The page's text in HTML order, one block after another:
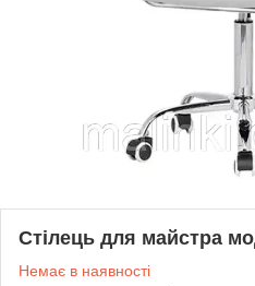
Стілець для майстра
Немає в наявності